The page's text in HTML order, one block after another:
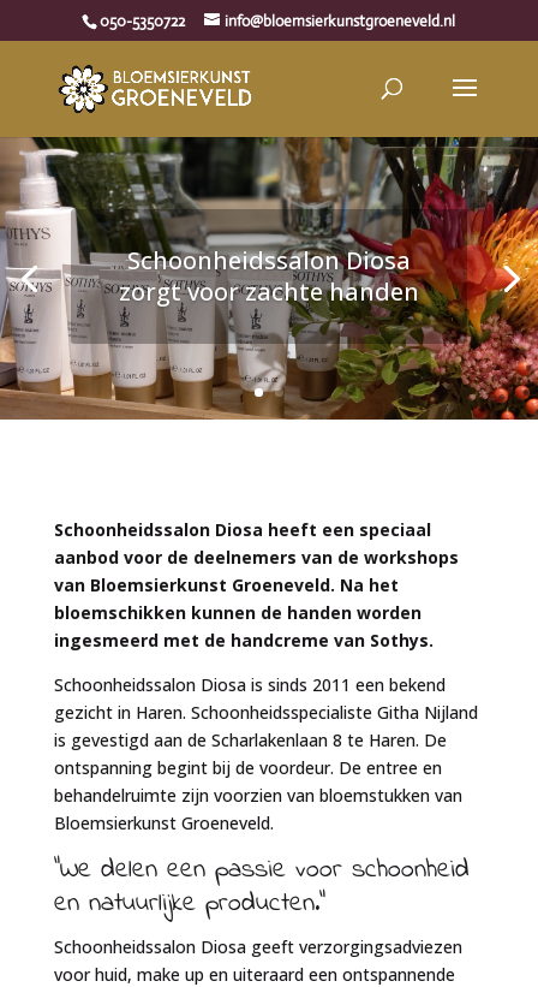
050-5350722 info@bloemsierkunstgroeneveld.nl
Schoonheidssalon Diosa
zorgt voor zachte handen
Schoonheidssalon Diosa heeft een speciaal
aanbod voor de deelnemers van de workshops
van Bloemsierkunst Groeneveld. Na het
bloemschikken kunnen de handen worden
ingesmeerd met de handcreme van Sothys.
Schoonheidssalon Diosa is sinds 2011 een bekend
gezicht in Haren. Schoonheidsspecialiste Githa Nijland
is gevestigd aan de Scharlakenlaan 8 te Haren. De
ontspanning begint bij de voordeur. De entree en
behandelruimte zijn voorzien van bloemstukken van
Bloemsierkunst Groeneveld.
"We delen een passie voor schoonheid
en natuurlijke producten."
Schoonheidssalon Diosa geeft verzorgingsadviezen
voor huid, make up en uiteraard een ontspannende